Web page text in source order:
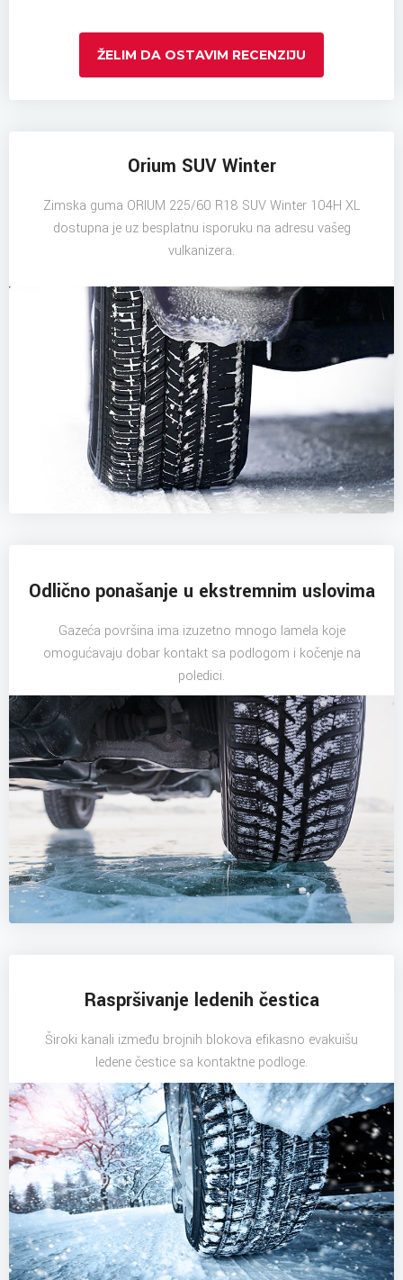
ŽELIM DA OSTAVIM RECENZIJU
Orium SUV Winter
Zimska guma ORIUM 225/60 R18 SUV Winter 104H XL
dostupna je uz besplatnu isporuku na adresu vašeg
vulkanizera.
Odlično ponašanje u ekstremnim uslovima
Gazeća površina ima izuzetno mnogo lamela koje
omogućavaju dobar kontakt sa podlogom i kočenje na
poledici.
Raspršivanje ledenih čestica
Široki kanali između brojnih blokova efikasno evakuišu
ledene čestice sa kontaktne podloge.